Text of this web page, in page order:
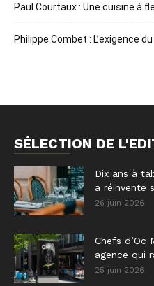
Paul Courtaux : Une cuisine à
Philippe Combet : L’exigence
SÉLECTION DE
Dix ans à
a réinventé
26 juin 2026
Chefs d’Oc
agence qui
25 juin 2026